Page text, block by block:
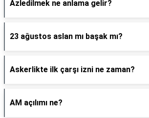
Azledilmek ne anlama gelir?
23 ağustos aslan mı başak mı?
Askerlikte ilk çarşı izni ne zaman?
AM açılımı ne?